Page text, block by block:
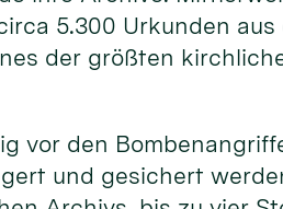
5.300 Urkunden
der größten
vor den
und gesichert